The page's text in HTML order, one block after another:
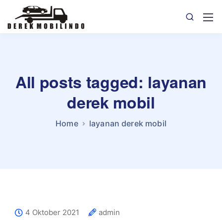
All posts tagged: layanan
derek mobil
Home layanan derek mobil
4 Oktober 2021
admin